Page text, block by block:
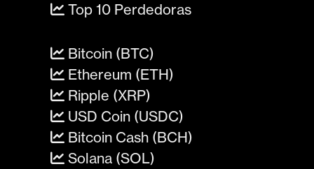
Top 10 Perdedoras
Bitcoin (BTC)
Ethereum (ETH)
Ripple (XRP)
USD Coin (USDC)
Bitcoin Cash (BCH)
Solana (SOL)